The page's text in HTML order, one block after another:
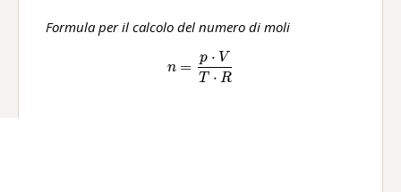
Formula per il calcolo del numero di moli
n=\frac{p\ ·V}{T\ ·R}
n =
T ⋅ R
p ⋅ V